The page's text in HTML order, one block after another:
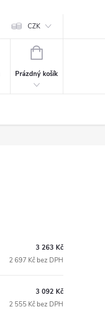
CZK
NÁKUPNÍ
Prázdný košík
3 263 Kč
2 697 Kč bez DPH
3 092 Kč
2 555 Kč bez DPH